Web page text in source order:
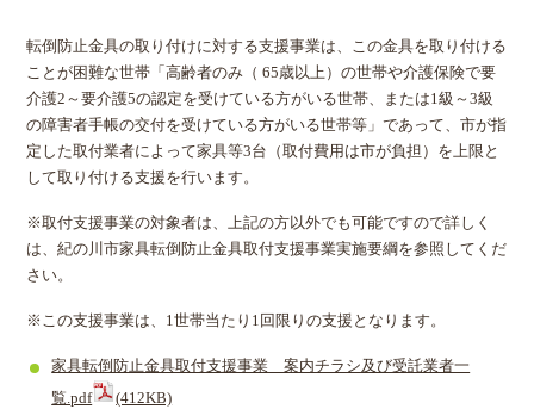
転倒防止金具の取り付けに対する支援事業は、この金具を取り付ける
ことが困難な世帯「高齢者のみ（ 65歳以上）の世帯や介護保険で要
介護2～要介護5の認定を受けている方がいる世帯、または1級～3級
の障害者手帳の交付を受けている方がいる世帯等」であって、市が指
定した取付業者によって家具等3台（取付費用は市が負担）を上限と
して取り付ける支援を行います。
※取付支援事業の対象者は、上記の方以外でも可能ですので詳しく
は、紀の川市家具転倒防止金具取付支援事業実施要綱を参照してくだ
さい。
※この支援事業は、1世帯当たり1回限りの支援となります。
家具転倒防止金具取付支援事業 案内チラシ及び受託業者一
覧.pdf
(412KB)